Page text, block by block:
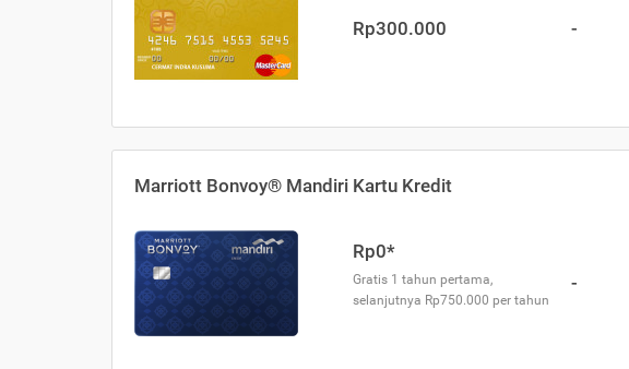
Rp300.000 -
Marriott Bonvoy® Mandiri Kartu Kredit
Rp0*
Gratis 1 tahun pertama,
selanjutnya Rp750.000 per tahun
-